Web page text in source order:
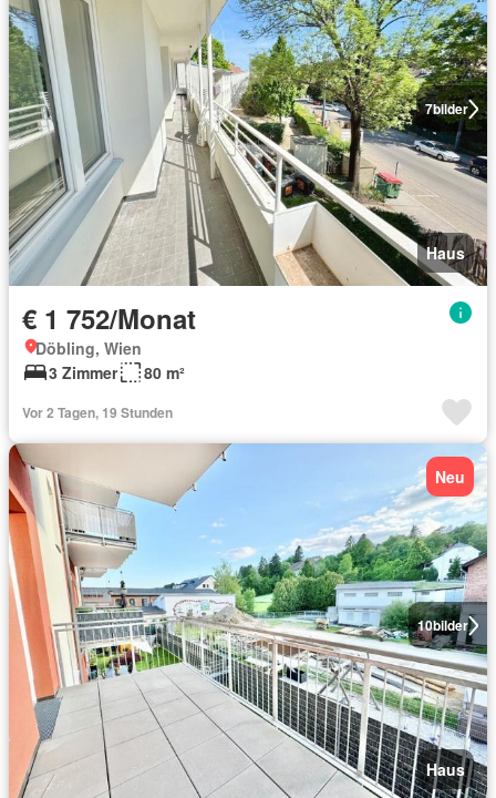
7bilder
Haus
€ 1 752/Monat
Döbling, Wien
3 Zimmer
80 m²
Vor 2 Tagen, 19 Stunden
10bilder
Neu
Haus